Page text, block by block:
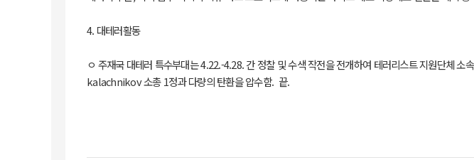
4. 대테러활동
ㅇ 주재국 대테러 특수부대는 4.22.-4.28. 간 정찰 및 수색 작전을 전개하여 테러리스트 지원단체
kalachnikov 소총 1정과 다량의 탄환을 압수함. 끝.